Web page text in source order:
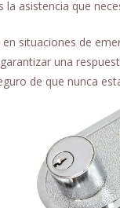
asistencia que
situaciones de
una
de que nunca